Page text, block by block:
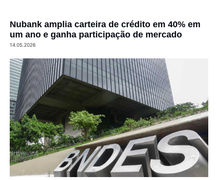
Nubank amplia carteira de crédito em 40% em
um ano e ganha participação de mercado
14.05.2026